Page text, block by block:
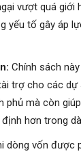
vượt quá
yếu tố gây áp
Chính sách
trợ cho các dự
mà còn
hơn trong
dòng vốn được